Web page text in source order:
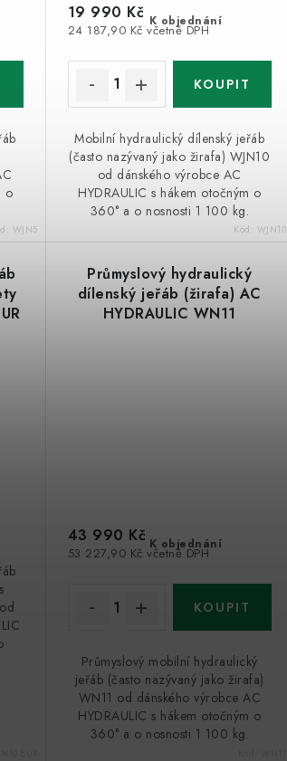
o
WJN5
K objednání
24 187,90 Kč včetně DPH
19 990 Kč
Mobilní hydraulický dílenský jeřáb
(často nazývaný jako žirafa) WJN10
od dánského výrobce AC
HYDRAULIC s hákem otočným o
360° a o nosnosti 1 100 kg.
Kód: WJN10
Průmyslový hydraulický
dílenský jeřáb (žirafa) AC
HYDRAULIC WN11
K objednání
53 227,90 Kč včetně DPH
43 990 Kč
Průmyslový mobilní hydraulický
jeřáb (často nazývaný jako žirafa)
WN11 od dánského výrobce AC
HYDRAULIC s hákem otočným o
360° a o nosnosti 1 100 kg.